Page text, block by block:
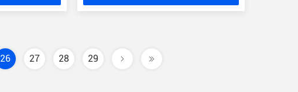
26 27 28 29